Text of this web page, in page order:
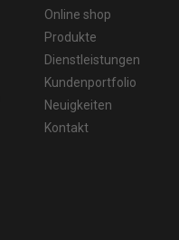
Online shop
Produkte
Dienstleistungen
Kundenportfolio
Neuigkeiten
Kontakt